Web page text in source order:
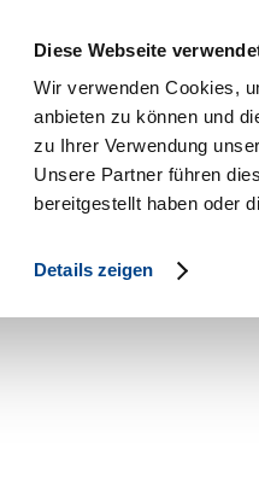
Diese Webseite
Wir verwenden Cookies,
anbieten zu können und
zu Ihrer Verwendung
Unsere Partner führen
bereitgestellt haben oder
Details zeigen